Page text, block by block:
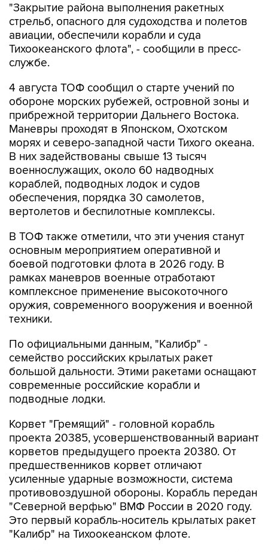
"Закрытие района выполнения ракетных
стрельб, опасного для судоходства и полетов
авиации, обеспечили корабли и суда
Тихоокеанского флота", - сообщили в пресс-
службе.
4 августа ТОФ сообщил о старте учений по
обороне морских рубежей, островной зоны и
прибрежной территории Дальнего Востока.
Маневры проходят в Японском, Охотском
морях и северо-западной части Тихого океана.
В них задействованы свыше 13 тысяч
военнослужащих, около 60 надводных
кораблей, подводных лодок и судов
обеспечения, порядка 30 самолетов,
вертолетов и беспилотные комплексы.
В ТОФ также отметили, что эти учения станут
основным мероприятием оперативной и
боевой подготовки флота в 2026 году. В
рамках маневров военные отработают
комплексное применение высокоточного
оружия, современного вооружения и военной
техники.
По официальными данным, "Калибр" -
семейство российских крылатых ракет
большой дальности. Этими ракетами оснащают
современные российские корабли и
подводные лодки.
Корвет "Гремящий" - головной корабль
проекта 20385, усовершенствованный вариант
корветов предыдущего проекта 20380. От
предшественников корвет отличают
усиленные ударные возможности, система
противовоздушной обороны. Корабль передан
"Северной верфью" ВМФ России в 2020 году.
Это первый корабль-носитель крылатых ракет
"Калибр" на Тихоокеанском флоте.